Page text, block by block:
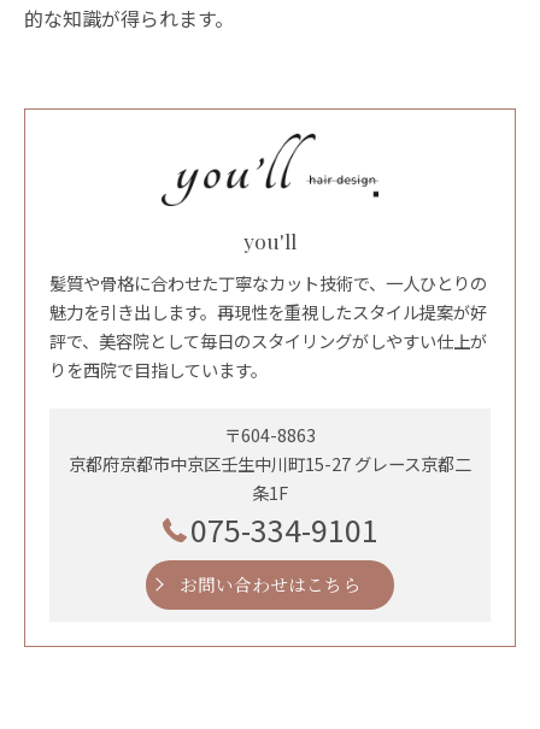
的な知識が得られます。
you'll
髪質や骨格に合わせた丁寧なカット技術で、一人ひとりの
魅力を引き出します。再現性を重視したスタイル提案が好
評で、美容院として毎日のスタイリングがしやすい仕上が
りを西院で目指しています。
〒604-8863
京都府京都市中京区壬生中川町15-27 グレース京都二
条1F
075-334-9101
お問い合わせはこちら